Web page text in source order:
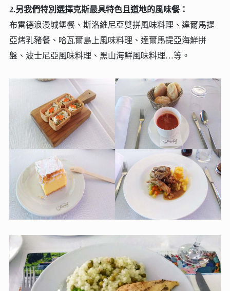
2.另我們特別選擇克斯最具特色且道地的風味餐：
布雷德浪漫城堡餐、斯洛維尼亞雙拼風味料理、達爾馬提
亞烤乳豬餐、哈瓦爾島上風味料理、 達爾馬提亞海鮮拼
盤、波士尼亞風味料理、黑山海鮮風味料理…等。